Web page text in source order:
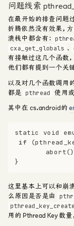
问题线索
在最开始的排查问题
折腾依然没有效果，
溃栈中都含有：
cxa_get_globals 、
有接触过这几个函数
他们都有提到一个关
以及对几个函数调用
都是 pthread
使用
其中在 cs.android的
static void
if (
abort
}
这里基本上可以和崩
么原因是否是由
pthread_key_create
用的 Pthread Key 数量